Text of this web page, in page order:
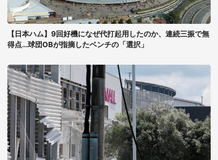
【日本ハム】9回好機になぜ代打起用したのか、連続三振で無
得点...球団OBが指摘したベンチの「選択」